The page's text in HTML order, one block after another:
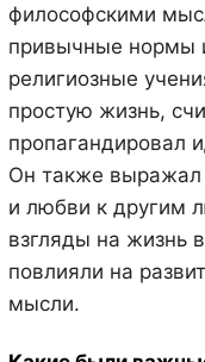
философскими
привычные нормы
религиозные
простую жизнь,
пропагандировал
Он также выражал
и любви к другим
взгляды на жизнь
повлияли на
мысли.